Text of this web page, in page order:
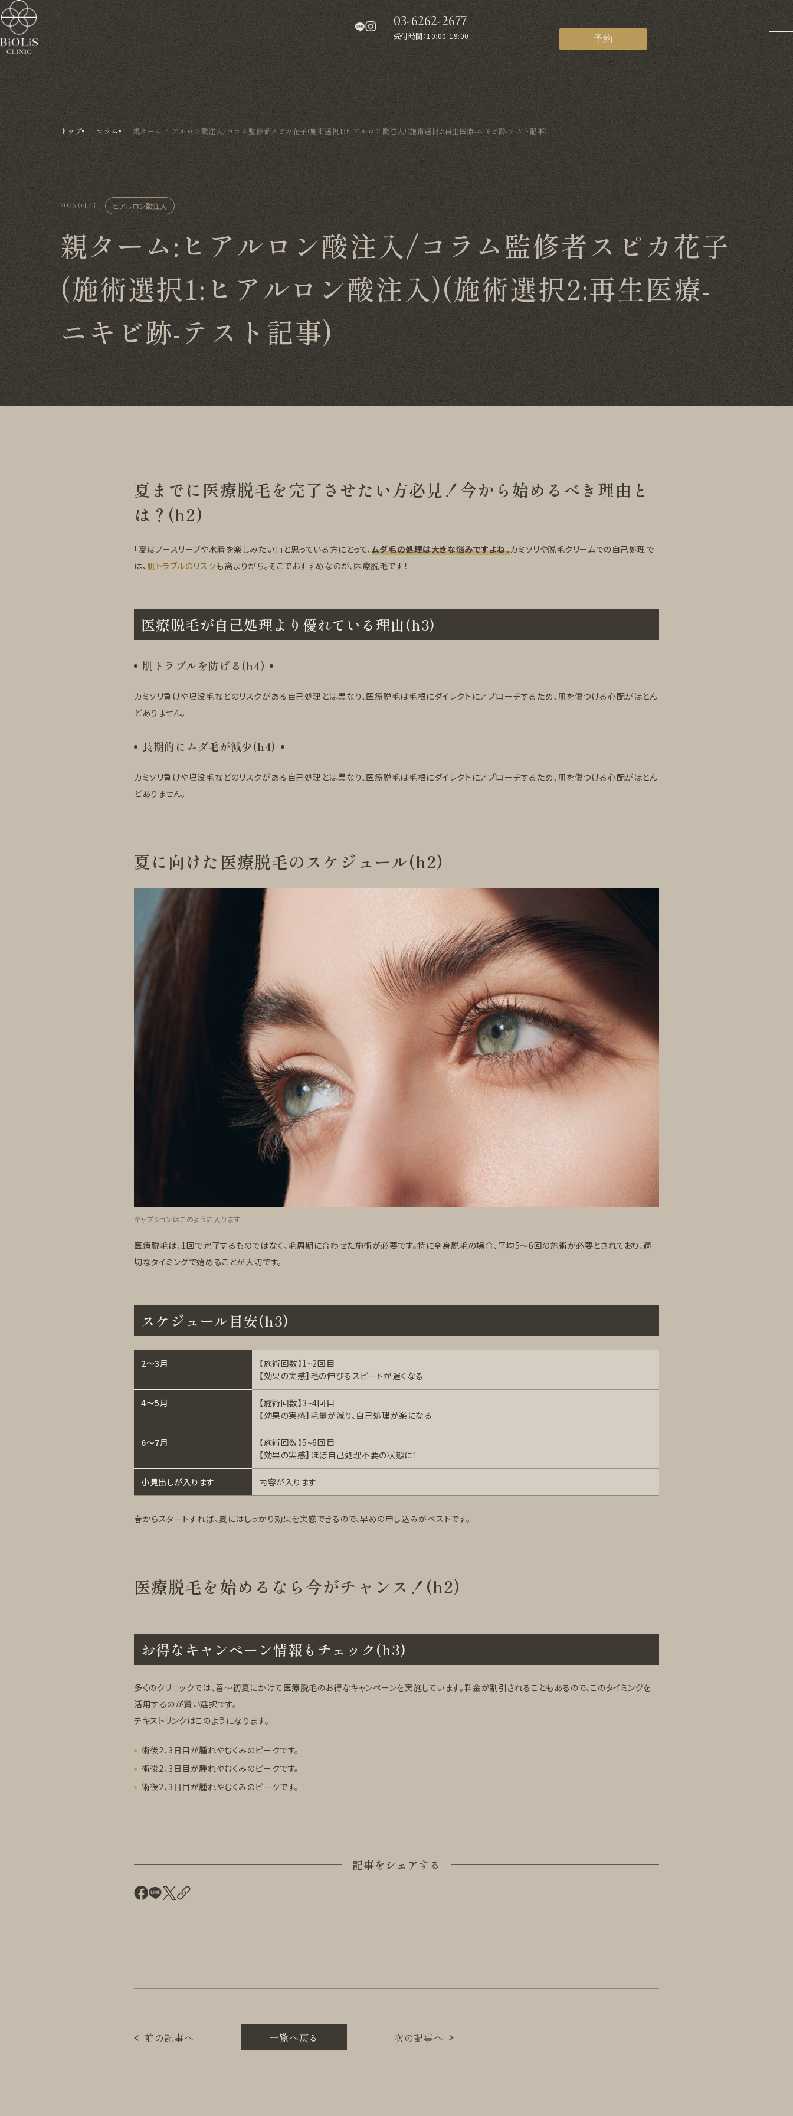
03-6262-2677
受付時間：10:00-19:00 予約
トップ コラム 親ターム:ヒアルロン酸注入/コラム監修者スピカ花子(施術選択1:ヒアルロン酸注入)(施術選択2:再生医療-ニキビ跡-テスト記事)
2026.04.23 ヒアルロン酸注入
親ターム:ヒアルロン酸注入/コラム監修者スピカ花子
(施術選択1:ヒアルロン酸注入)(施術選択2:再生医療-
ニキビ跡-テスト記事)
夏までに医療脱毛を完了させたい方必見！今から始めるべき理由と
は？(h2)
「夏はノースリーブや水着を楽しみたい！」と思っている方にとって、ムダ毛の処理は大きな悩みですよね。カミソリや脱毛クリームでの自己処理で
は、肌トラブルのリスクも高まりがち。そこでおすすめなのが、医療脱毛です！
医療脱毛が自己処理より優れている理由(h3)
肌トラブルを防げる(h4)
カミソリ負けや埋没毛などのリスクがある自己処理とは異なり、医療脱毛は毛根にダイレクトにアプローチするため、肌を傷つける心配がほとん
どありません。
長期的にムダ毛が減少(h4)
カミソリ負けや埋没毛などのリスクがある自己処理とは異なり、医療脱毛は毛根にダイレクトにアプローチするため、肌を傷つける心配がほとん
どありません。
夏に向けた医療脱毛のスケジュール(h2)
キャプションはこのように入ります
医療脱毛は、1回で完了するものではなく、毛周期に合わせた施術が必要です。特に全身脱毛の場合、平均5〜6回の施術が必要とされており、適
切なタイミングで始めることが大切です。
スケジュール目安(h3)
2〜3月
【施術回数】1~2回目
【効果の実感】毛の伸びるスピードが遅くなる
4〜5月
【施術回数】3~4回目
【効果の実感】毛量が減り、自己処理が楽になる
6〜7月
【施術回数】5~6回目
【効果の実感】ほぼ自己処理不要の状態に！
小見出しが入ります 内容が入ります
春からスタートすれば、夏にはしっかり効果を実感できるので、早めの申し込みがベストです。
医療脱毛を始めるなら今がチャンス！(h2)
お得なキャンペーン情報もチェック(h3)
多くのクリニックでは、春〜初夏にかけて医療脱毛のお得なキャンペーンを実施しています。料金が割引されることもあるので、このタイミングを
活用するのが賢い選択です。
テキストリンクはこのようになります。
術後2、3日目が腫れやむくみのピークです。
術後2、3日目が腫れやむくみのピークです。
術後2、3日目が腫れやむくみのピークです。
記事をシェアする
前の記事へ 一覧へ戻る 次の記事へ